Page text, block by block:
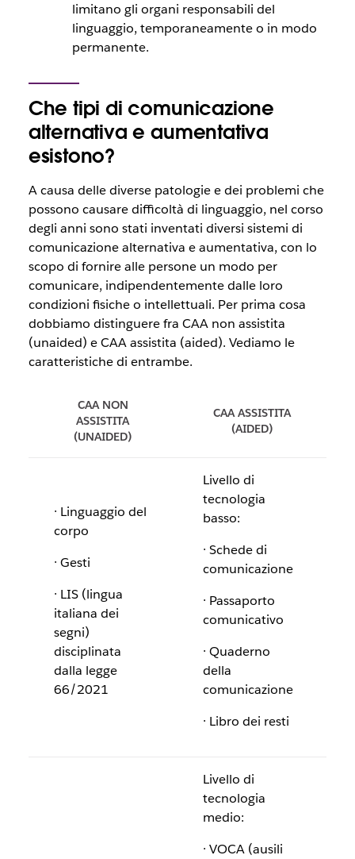
limitano gli organi responsabili del
linguaggio, temporaneamente o in modo
permanente.
Che tipi di comunicazione
alternativa e aumentativa
esistono?
A causa delle diverse patologie e dei problemi che
possono causare difficoltà di linguaggio, nel corso
degli anni sono stati inventati diversi sistemi di
comunicazione alternativa e aumentativa, con lo
scopo di fornire alle persone un modo per
comunicare, indipendentemente dalle loro
condizioni fisiche o intellettuali. Per prima cosa
dobbiamo distinguere fra CAA non assistita
(unaided) e CAA assistita (aided). Vediamo le
caratteristiche di entrambe.
CAA NON
ASSISTITA
(UNAIDED)
CAA ASSISTITA
(AIDED)
· Linguaggio del
corpo
· Gesti
· LIS (lingua
italiana dei
segni)
disciplinata
dalla legge
66/2021
Livello di
tecnologia
basso:
· Schede di
comunicazione
· Passaporto
comunicativo
· Quaderno
della
comunicazione
· Libro dei resti
Livello di
tecnologia
medio:
· VOCA (ausili